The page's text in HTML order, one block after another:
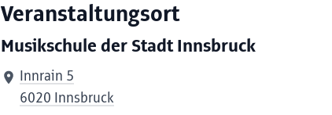
Veranstaltungsort
Musikschule der Stadt Innsbruck
Innrain 5
6020 Innsbruck